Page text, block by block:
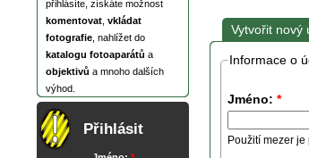
přihlásíte, získáte možnost
komentovat vkládat
fotografie , nahlížet do
katalogu fotoaparátů a
objektivů a mnoho dalších
výhod.
Přihlásit
Vytvořit nový
Informace o
Jméno: *
Použití mezer